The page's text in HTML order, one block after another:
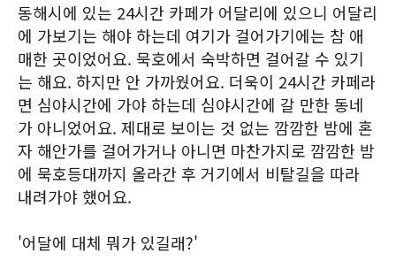
동해시에 있는 24시간 카페가 어달리에 있으니 어달리
에 가보기는 해야 하는데 여기가 걸어가기에는 참 애
매한 곳이었어요. 묵호에서 숙박하면 걸어갈 수 있기
는 해요. 하지만 안 가까웠어요. 더욱이 24시간 카페라
면 심야시간에 가야 하는데 심야시간에 갈 만한 동네
가 아니었어요. 제대로 보이는 것 없는 깜깜한 밤에 혼
자 해안가를 걸어가거나 아니면 마찬가지로 깜깜한 밤
에 묵호등대까지 올라간 후 거기에서 비탈길을 따라
내려가야 했어요.
'어달에 대체 뭐가 있길래?'